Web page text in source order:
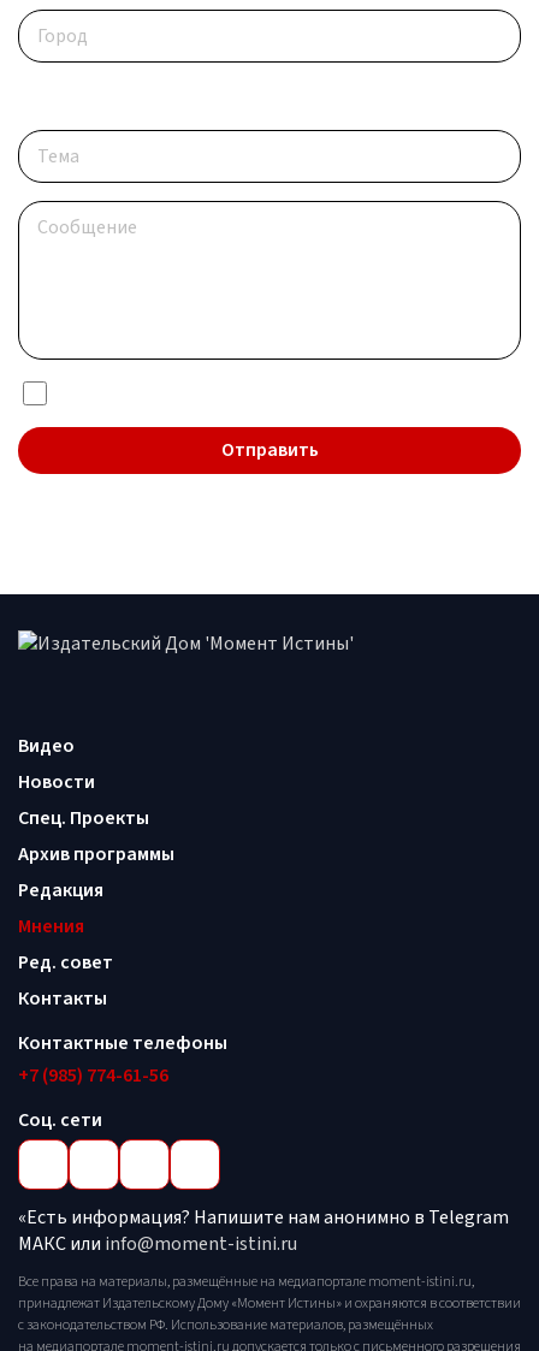
Видео
Новости
Спец. Проекты
Архив программы
Редакция
Мнения
Ред. совет
Контакты
Контактные телефоны
+7 (985) 774-61-56
Соц. сети
«Есть информация? Напишите нам анонимно в Telegram
МАКС или info@moment-istini.ru
Все права на материалы, размещённые на медиапортале moment-istini.ru,
принадлежат Издательскому Дому «Момент Истины» и охраняются в соответствии
с законодательством РФ. Использование материалов, размещённых
на медиапортале moment-istini.ru допускается только с письменного разрешения